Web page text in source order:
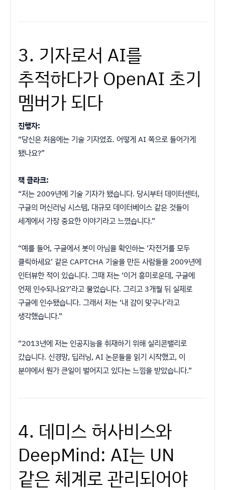
3. 기자로서 AI를
추적하다가 OpenAI 초기
멤버가 되다
진행자:
“당신은 처음에는 기술 기자였죠. 어떻게 AI 쪽으로 들어가게
됐나요?”
잭 클라크:
“저는 2009년에 기술 기자가 됐습니다. 당시부터 데이터센터,
구글의 머신러닝 시스템, 대규모 데이터베이스 같은 것들이
세계에서 가장 중요한 이야기라고 느꼈습니다.”
“예를 들어, 구글에서 봇이 아님을 확인하는 ‘자전거를 모두
클릭하세요’ 같은 CAPTCHA 기술을 만든 사람들을 2009년에
인터뷰한 적이 있습니다. 그때 저는 ‘이거 흥미로운데, 구글에
언제 인수되나요?’라고 물었습니다. 그리고 3개월 뒤 실제로
구글에 인수됐습니다. 그래서 저는 ‘내 감이 맞구나’라고
생각했습니다.”
“2013년에 저는 인공지능을 취재하기 위해 실리콘밸리로
갔습니다. 신경망, 딥러닝, AI 논문들을 읽기 시작했고, 이
분야에서 뭔가 큰일이 벌어지고 있다는 느낌을 받았습니다.”
4. 데미스 허사비스와
DeepMind: AI는 UN
같은 체계로 관리되어야